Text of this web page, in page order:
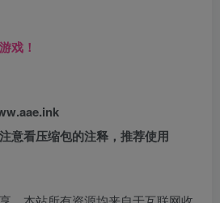
戏！
意看压缩包的注释，推荐使用